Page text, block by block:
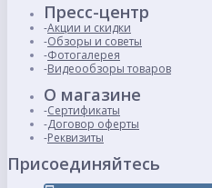
Пресс-центр
Акции и скидки
Обзоры и советы
Фотогалерея
Видеообзоры товаров
О магазине
Сертификаты
Договор оферты
Реквизиты
Присоединяйтесь